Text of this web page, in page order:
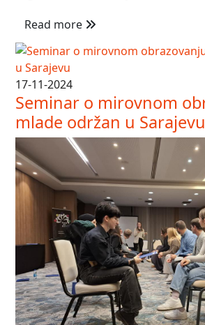
Read more
17-11-2024
Seminar o mirovnom
mlade održan u Sarajevu